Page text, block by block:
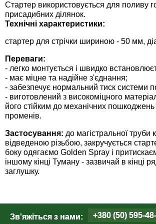
Стартер використовується для поливу
присадибних ділянок.
Технічні характеристики:
стартер для стрічки шириною - 50 мм,
Переваги:
- легко монтується і швидко
- має міцне та надійне з'єднання;
- забезпечує нормальний тиск системи
- виготовлений з високоміцного
його стійким до механічних
променів.
Застосування: до магістральної труби
відведеною різьбою, закручується
боку одягаємо Golden Spray і
іншому кінці Туману - зазвичай в кінці
заглушку.
Зв'яжіться з нами: +380 (50) 595-
Семена сидератов
Семена томатов
Семена газонной травы
Семена тыквы, патиссона
Семена укропа
Семена фасоли
Средства защиты от мух
Средства защиты от моли
Средства защиты от капустницы
Средства защиты от кротов
Средства защиты от грызунов
Препараты для септиков, выгребных
дачных туалетов, биодеструкторы
Хозяйственные товары
Лидеры продаж